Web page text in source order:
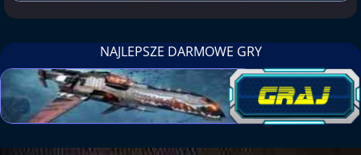
NAJLEPSZE DARMOWE GRY